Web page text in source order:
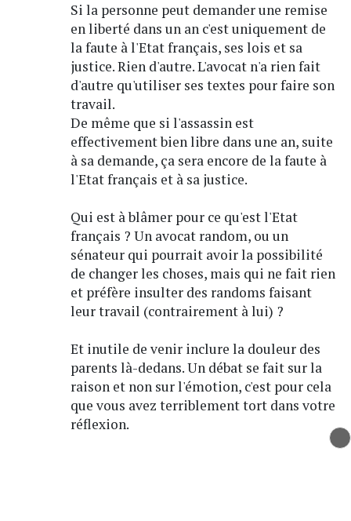
Si la personne peut demander une remise
en liberté dans un an c'est uniquement de
la faute à l'Etat français, ses lois et sa
justice. Rien d'autre. L'avocat n'a rien fait
d'autre qu'utiliser ses textes pour faire son
travail.
De même que si l'assassin est
effectivement bien libre dans une an, suite
à sa demande, ça sera encore de la faute à
l'Etat français et à sa justice.
Qui est à blâmer pour ce qu'est l'Etat
français ? Un avocat random, ou un
sénateur qui pourrait avoir la possibilité
de changer les choses, mais qui ne fait rien
et préfère insulter des randoms faisant
leur travail (contrairement à lui) ?
Et inutile de venir inclure la douleur des
parents là-dedans. Un débat se fait sur la
raison et non sur l'émotion, c'est pour cela
que vous avez terriblement tort dans votre
réflexion.